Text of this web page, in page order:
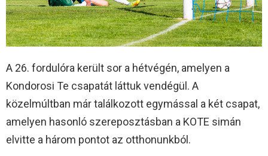
A 26. fordulóra került sor a hétvégén, amelyen a
Kondorosi Te csapatát láttuk vendégül. A
közelmúltban már találkozott egymással a két csapat,
amelyen hasonló szereposztásban a KOTE simán
elvitte a három pontot az otthonunkból.